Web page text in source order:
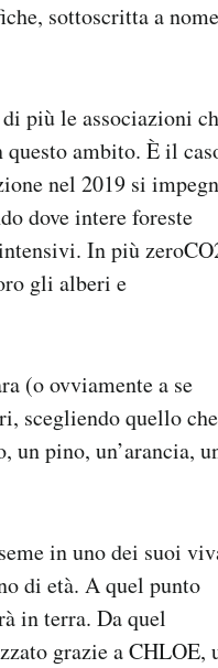
sottoscritta a
più le associazioni
ambito. È il
nel 2019 si
dove intere foreste
. In più
gli alberi e
(o ovviamente a se
scegliendo quello che
un pino, un’arancia,
in uno dei suoi
di età. A quel punto
in terra. Da quel
grazie aCHLOE,